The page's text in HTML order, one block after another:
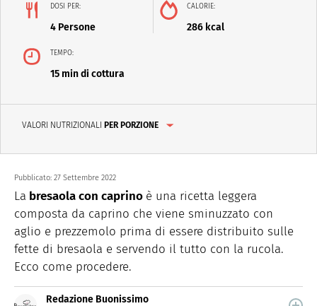
DOSI PER:
4 Persone
CALORIE:
286 kcal
TEMPO:
15 min di cottura
VALORI NUTRIZIONALI PER PORZIONE
Pubblicato: 27 Settembre 2022
La bresaola con caprino è una ricetta leggera
composta da caprino che viene sminuzzato con
aglio e prezzemolo prima di essere distribuito sulle
fette di bresaola e servendo il tutto con la rucola.
Ecco come procedere.
Redazione Buonissimo